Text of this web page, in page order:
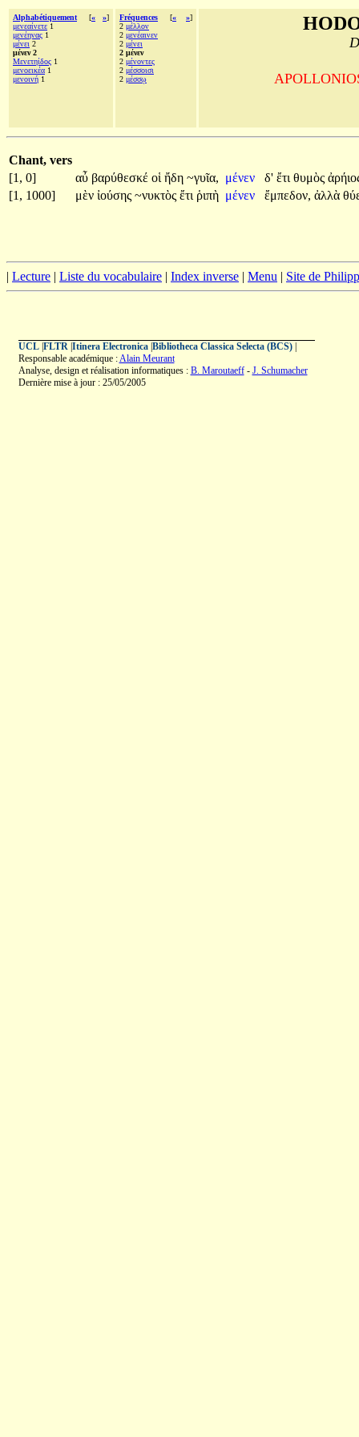
Alphabétiquement [« »]
μενεαίνετε 1
μενέηνας 1
μένει 2
μένεν 2
Μενετηίδος 1
μενοεικέα 1
μενοινή 1
Fréquences [« »]
2 μέλλον
2 μενέαινεν
2 μένει
2 μένεν
2 μένοντες
2 μέσσοισι
2 μέσσῳ
Chant, vers
[1, 0]
αὖ βαρύθεσκέ οἱ ἤδη ~γυῖα, μένεν δ' ἔτι θυμὸς
[1, 1000]
μὲν ἰούσης ~νυκτὸς ἔτι ῥιπὴ μένεν ἔμπεδον, ἀλλὰ
| Lecture | Liste du vocabulaire | Index inverse | Menu | Site de
UCL| FLTR| Itinera Electronica| Bibliotheca Classica Selecta (BCS)|
Responsable académique :Alain Meurant
Analyse, design et réalisation informatiques : B. Maroutaeff- J. Schumacher
Dernière mise à jour : 25/05/2005